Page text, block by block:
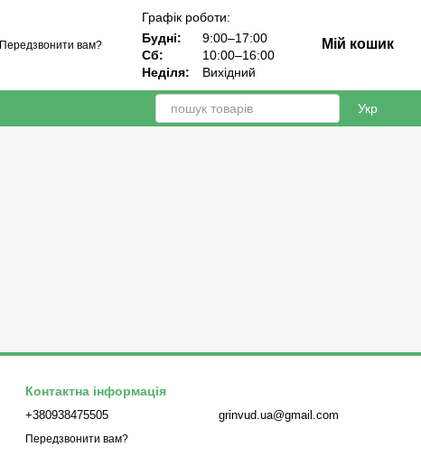
Передзвонити вам?
Графік роботи:
Будні:
9:00–17:00
Сб:
10:00–16:00
Неділя:
Вихідний
Мій кошик
Укр
Контактна інформація
+380938475505
Передзвонити вам?
grinvud.ua@gmail.com